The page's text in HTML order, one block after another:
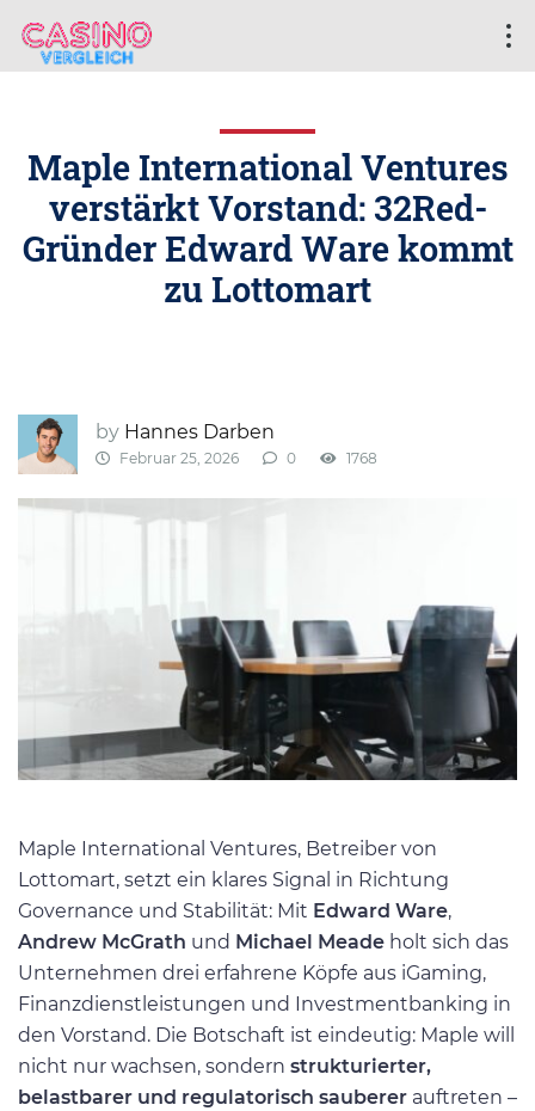
Maple International Ventures
verstärkt Vorstand: 32Red-
Gründer Edward Ware kommt
zu Lottomart
by Hannes Darben
Februar 25, 2026 0 1768
Maple International Ventures, Betreiber von
Lottomart, setzt ein klares Signal in Richtung
Governance und Stabilität: Mit Edward Ware,
Andrew McGrath und Michael Meade holt sich das
Unternehmen drei erfahrene Köpfe aus iGaming,
Finanzdienstleistungen und Investmentbanking in
den Vorstand. Die Botschaft ist eindeutig: Maple will
nicht nur wachsen, sondern strukturierter,
belastbarer und regulatorisch sauberer auftreten –